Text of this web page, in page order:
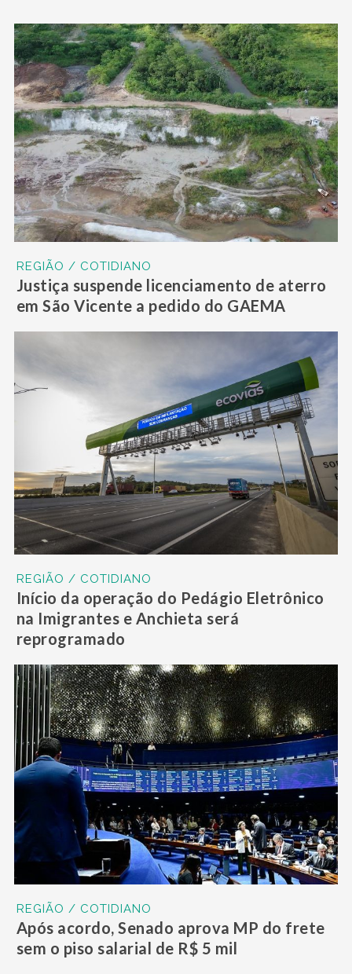
REGIÃO / COTIDIANO
Justiça suspende licenciamento de aterro
em São Vicente a pedido do GAEMA
REGIÃO / COTIDIANO
Início da operação do Pedágio Eletrônico
na Imigrantes e Anchieta será
reprogramado
REGIÃO / COTIDIANO
Após acordo, Senado aprova MP do frete
sem o piso salarial de R$ 5 mil